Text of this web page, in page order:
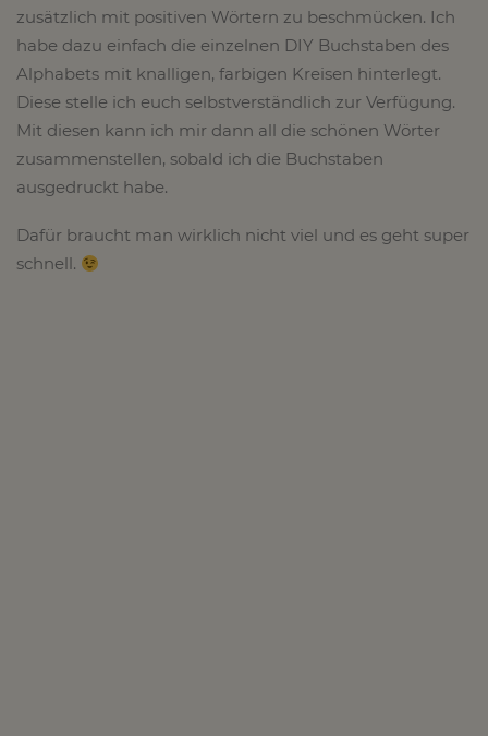
zusätzlich mit positiven Wörtern zu beschmücken. Ich
habe dazu einfach die einzelnen DIY Buchstaben des
Alphabets mit knalligen, farbigen Kreisen hinterlegt.
Diese stelle ich euch selbstverständlich zur Verfügung.
Mit diesen kann ich mir dann all die schönen Wörter
zusammenstellen, sobald ich die Buchstaben
ausgedruckt habe.
Dafür braucht man wirklich nicht viel und es geht super
schnell.